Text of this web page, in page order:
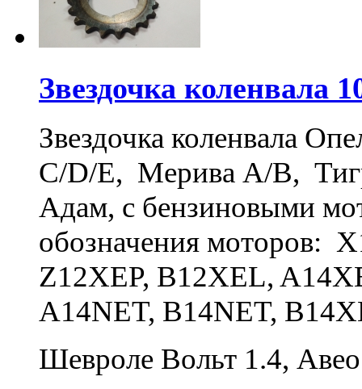
Звездочка коленвала
Звездочка коленвала
С/D/E, Мерива А/B,
Адам, с бензиновыми
обозначения моторов:
Z12XEP, B12XEL,
A14NET, B14NET,
Шевроле Вольт 1.4,